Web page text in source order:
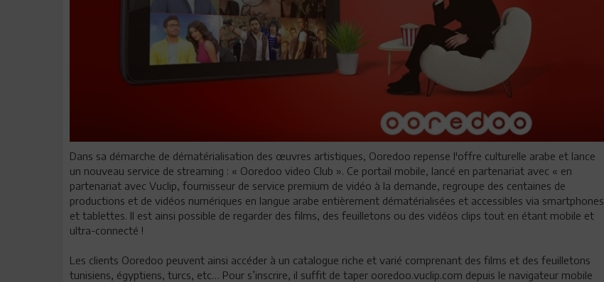
Dans sa démarche de dématérialisation des œuvres artistiques, Ooredoo repense l'offre culturelle arabe et lance
un nouveau service de streaming : « Ooredoo video Club ». Ce portail mobile, lancé en partenariat avec « en
partenariat avec Vuclip, fournisseur de service premium de vidéo à la demande, regroupe des centaines de
productions et de vidéos numériques en langue arabe entièrement dématérialisées et accessibles via smartphones
et tablettes. Il est ainsi possible de regarder des films, des feuilletons ou des vidéos clips tout en étant mobile et
ultra-connecté !
Les clients Ooredoo peuvent ainsi accéder à un catalogue riche et varié comprenant des films et des feuilletons
tunisiens, égyptiens, turcs, etc… Pour s’inscrire, il suffit de taper ooredoo.vuclip.com depuis le navigateur mobile